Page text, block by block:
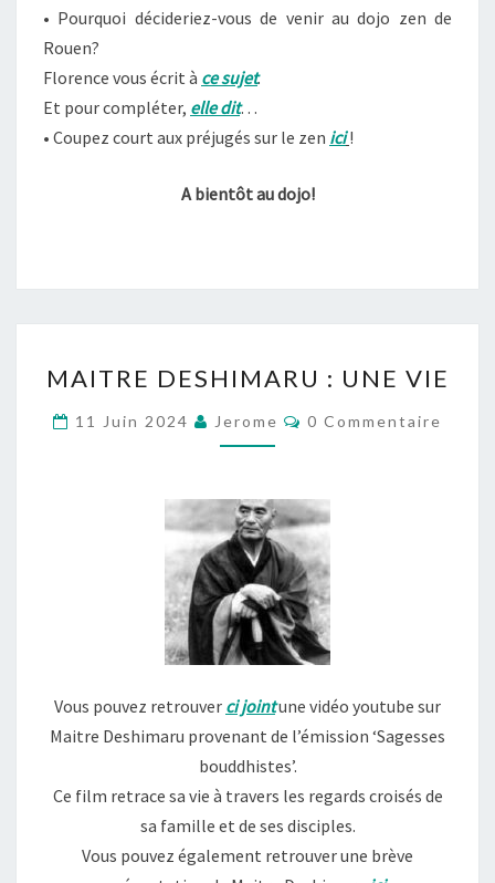
• Pourquoi décideriez-vous de venir au dojo zen de
Rouen?
Florence vous écrit à ce sujet.
Et pour compléter, elle dit…
• Coupez court aux préjugés sur le zen ici !
A bientôt au dojo!
DESHIMARU
:
UNE
MAITRE DESHIMARU : UNE VIE
11 Juin 2024 Jerome Commentaires
0 Commentaire
Vous pouvez retrouver ci jointune vidéo youtube sur
Maitre Deshimaru provenant de l’émission ‘Sagesses
bouddhistes’.
Ce film retrace sa vie à travers les regards croisés de
sa famille et de ses disciples.
Vous pouvez également retrouver une brève